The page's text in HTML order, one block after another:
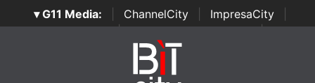
▾ G11 Media: ChannelCity ImpresaCity
SecurityOpenLab | Italian Channel Awards | Italian
Italian Security Awards